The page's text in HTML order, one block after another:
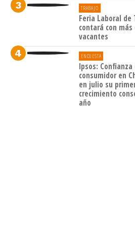
TRABAJO
Feria Laboral de
contará con más
vacantes
ENCUESTA
Ipsos: Confianza
consumidor en
en julio su
crecimiento
año